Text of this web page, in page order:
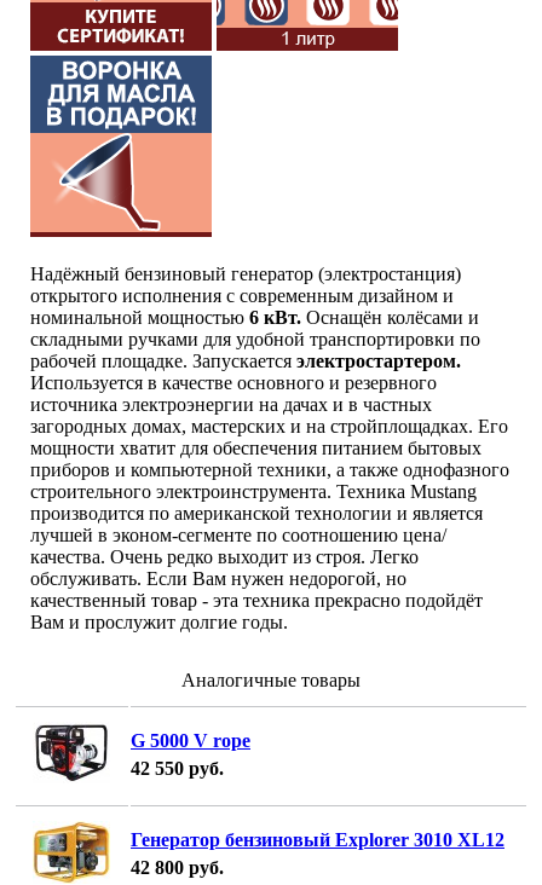
Надёжный бензиновый генератор (электростанция)
открытого исполнения с современным дизайном и
номинальной мощностью 6 кВт. Оснащён колёсами и
складными ручками для удобной транспортировки по
рабочей площадке. Запускается электростартером.
Используется в качестве основного и резервного
источника электроэнергии на дачах и в частных
загородных домах, мастерских и на стройплощадках. Его
мощности хватит для обеспечения питанием бытовых
приборов и компьютерной техники, а также однофазного
строительного электроинструмента. Техника Mustang
производится по американской технологии и является
лучшей в эконом-сегменте по соотношению цена/
качества. Очень редко выходит из строя. Легко
обслуживать. Если Вам нужен недорогой, но
качественный товар - эта техника прекрасно подойдёт
Вам и прослужит долгие годы.
Аналогичные товары
G 5000 V rope
42 550 руб.
Генератор бензиновый Explorer 3010 XL12
42 800 руб.